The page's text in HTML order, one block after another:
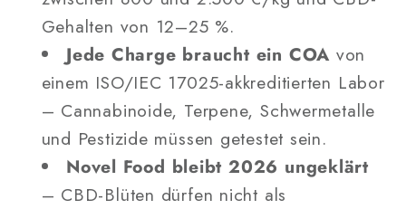
Gehalten von 12–25 %.
Jede Charge braucht ein COA von
einem ISO/IEC 17025-akkreditierten Labor
– Cannabinoide, Terpene, Schwermetalle
und Pestizide müssen getestet sein.
Novel Food bleibt 2026 ungeklärt
– CBD-Blüten dürfen nicht als